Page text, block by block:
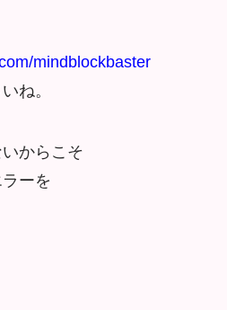
mindblockbaster
ね。
からこそ
ーを